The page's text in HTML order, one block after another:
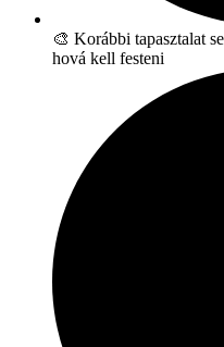
🎨 Korábbi tapasztalat
hová kell festeni